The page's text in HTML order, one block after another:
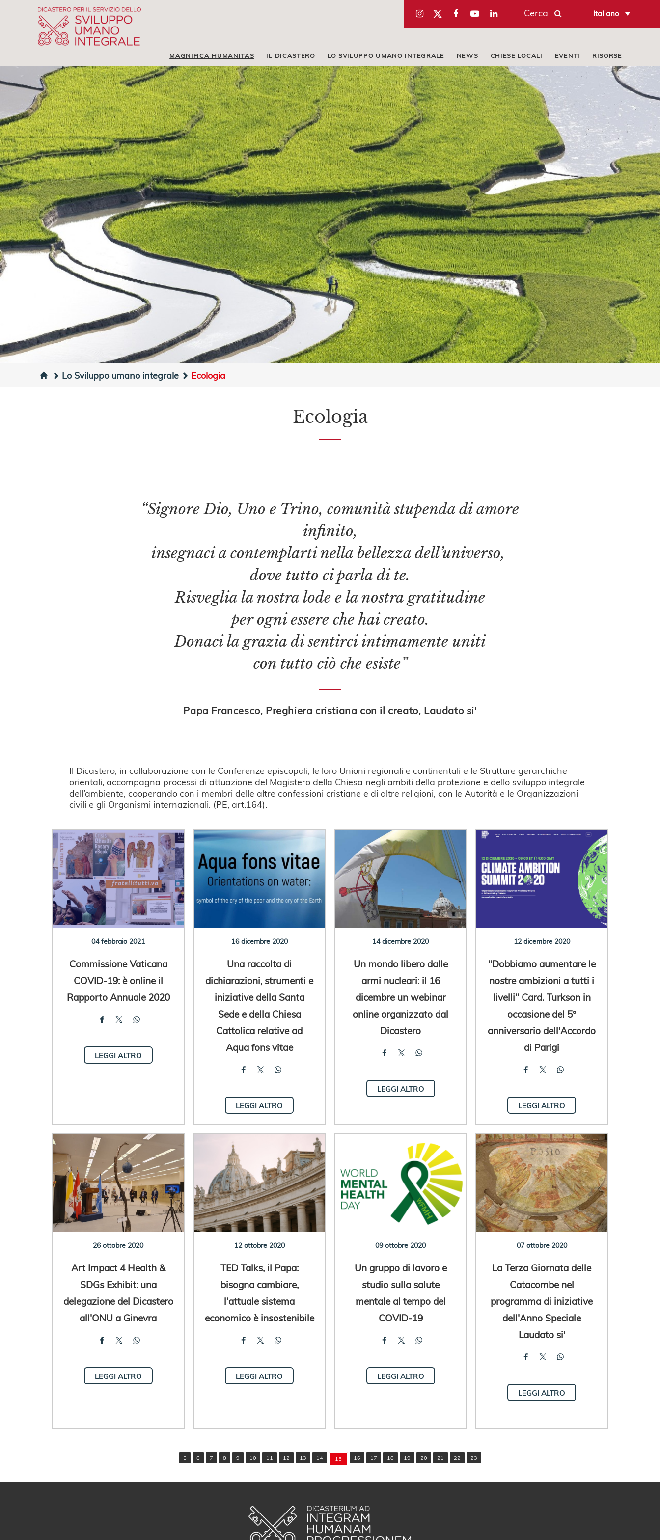
Cerca Italiano
MAGNIFICA HUMANITAS IL DICASTERO LO SVILUPPO UMANO INTEGRALE NEWS CHIESE LOCALI EVENTI RISORSE
Lo Sviluppo umano integrale Ecologia
Ecologia
“Signore Dio, Uno e Trino, comunità stupenda di amore
infinito,
insegnaci a contemplarti nella bellezza dell’universo,
dove tutto ci parla di te.
Risveglia la nostra lode e la nostra gratitudine
per ogni essere che hai creato.
Donaci la grazia di sentirci intimamente uniti
con tutto ciò che esiste”
Papa Francesco, Preghiera cristiana con il creato, Laudato si'
Il Dicastero, in collaborazione con le Conferenze episcopali, le loro Unioni regionali e continentali e le Strutture gerarchiche
orientali, accompagna processi di attuazione del Magistero della Chiesa negli ambiti della protezione e dello sviluppo integrale
dell’ambiente, cooperando con i membri delle altre confessioni cristiane e di altre religioni, con le Autorità e le Organizzazioni
civili e gli Organismi internazionali. (PE, art.164).
04 febbraio 2021
Commissione Vaticana
COVID-19: è online il
Rapporto Annuale 2020
LEGGI ALTRO
16 dicembre 2020
Una raccolta di
dichiarazioni, strumenti e
iniziative della Santa
Sede e della Chiesa
Cattolica relative ad
Aqua fons vitae
LEGGI ALTRO
14 dicembre 2020
Un mondo libero dalle
armi nucleari: il 16
dicembre un webinar
online organizzato dal
Dicastero
LEGGI ALTRO
12 dicembre 2020
"Dobbiamo aumentare le
nostre ambizioni a tutti i
livelli" Card. Turkson in
occasione del 5°
anniversario dell'Accordo
di Parigi
LEGGI ALTRO
26 ottobre 2020
Art Impact 4 Health &
SDGs Exhibit: una
delegazione del Dicastero
all'ONU a Ginevra
LEGGI ALTRO
12 ottobre 2020
TED Talks, il Papa:
bisogna cambiare,
l'attuale sistema
economico è insostenibile
LEGGI ALTRO
09 ottobre 2020
Un gruppo di lavoro e
studio sulla salute
mentale al tempo del
COVID-19
LEGGI ALTRO
07 ottobre 2020
La Terza Giornata delle
Catacombe nel
programma di iniziative
dell'Anno Speciale
Laudato si'
LEGGI ALTRO
5 6 7 8 9 10 11 12 13 14 15 16 17 18 19 20 21 22 23